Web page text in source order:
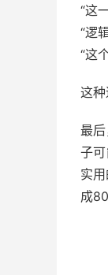
“这
“逻
“这
这种
最
子
实
成